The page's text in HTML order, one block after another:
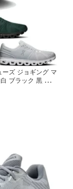
ーズ ジョギング マ
ブラック 黒 グリ
3MF10070968